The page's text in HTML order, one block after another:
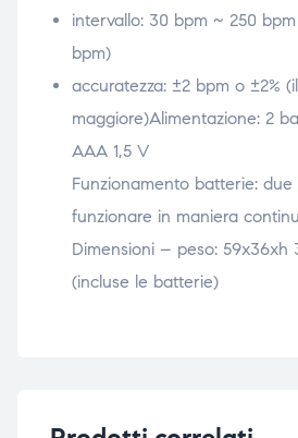
intervallo: 30 bpm ~ 250 bpm
bpm)
accuratezza: ±2 bpm o ±2% (il
maggiore)Alimentazione: 2
AAA 1,5 V
Funzionamento batterie:
funzionare in maniera
Dimensioni – peso: 59x36xh
(incluse le batterie)